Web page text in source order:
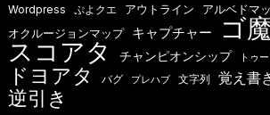
Wordpress ぷよクエ アウトライン アルベドマ
オクルージョンマップ キャプチャー ゴ
スコアタ チャンピオンシップ トゥ
ドヨアタ バグ プレハブ 文字列 覚え書
逆引き